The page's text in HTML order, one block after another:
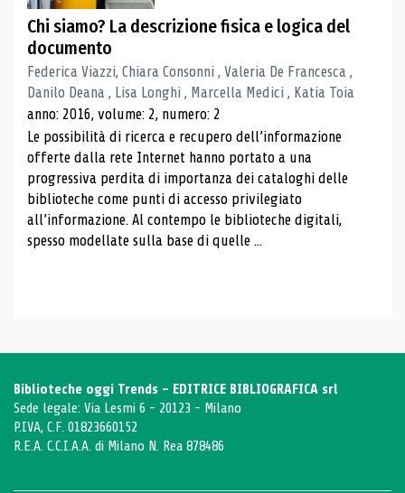
Chi siamo? La descrizione fisica e logica del
documento
Federica Viazzi, Chiara Consonni , Valeria De Francesca ,
Danilo Deana , Lisa Longhi , Marcella Medici , Katia Toia
anno: 2016, volume: 2, numero: 2
Le possibilità di ricerca e recupero dell’informazione
offerte dalla rete Internet hanno portato a una
progressiva perdita di importanza dei cataloghi delle
biblioteche come punti di accesso privilegiato
all’informazione. Al contempo le biblioteche digitali,
spesso modellate sulla base di quelle ...
Biblioteche oggi Trends - EDITRICE BIBLIOGRAFICA srl
Sede legale: Via Lesmi 6 - 20123 - Milano
P.IVA, C.F. 01823660152
R.E.A. C.C.I.A.A. di Milano N. Rea 878486